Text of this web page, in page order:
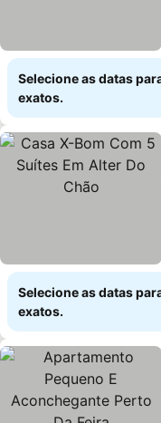
Selecione as datas
exatos.
Selecione as datas
exatos.